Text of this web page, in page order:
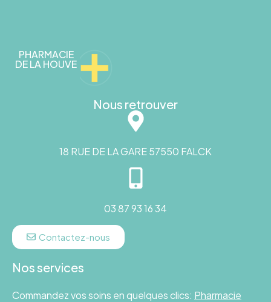
PHARMACIE
DE LA HOUVE
Nous retrouver
18 RUE DE LA GARE 57550 FALCK
03 87 93 16 34
Contactez-nous
Nos services
Commandez vos soins en quelques clics: Pharmacie